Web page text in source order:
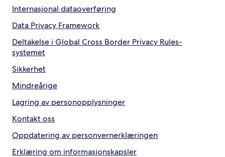
Internasjonal dataoverføring
Data Privacy Framework
Deltakelse i Global Cross Border Privacy Rules-
systemet
Sikkerhet
Mindreårige
Lagring av personopplysninger
Kontakt oss
Oppdatering av personvernerklæringen
Erklæring om informasjonskapsler